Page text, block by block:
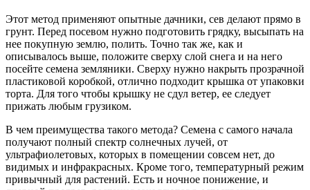
Этот метод применяют опытные дачники, сев делают прямо в
грунт. Перед посевом нужно подготовить грядку, высыпать на
нее покупную землю, полить. Точно так же, как и
описывалось выше, положите сверху слой снега и на него
посейте семена земляники. Сверху нужно накрыть прозрачной
пластиковой коробкой, отлично подходит крышка от упаковки
торта. Для того чтобы крышку не сдул ветер, ее следует
прижать любым грузиком.
В чем преимущества такого метода? Семена с самого начала
получают полный спектр солнечных лучей, от
ультрафиолетовых, которых в помещении совсем нет, до
видимых и инфракрасных. Кроме того, температурный режим
привычный для растений. Есть и ночное понижение, и